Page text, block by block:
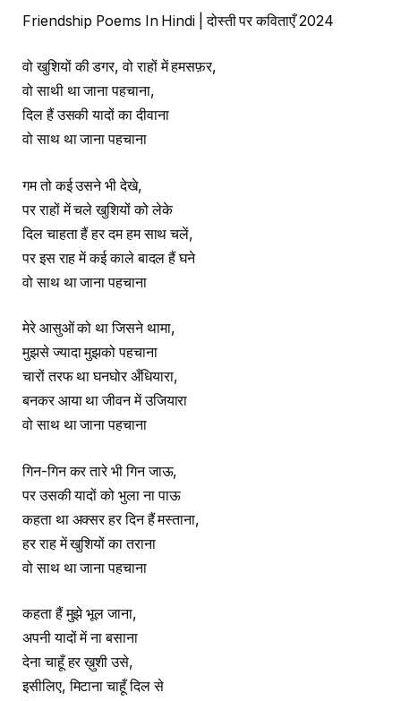
Friendship Poems In Hindi | दोस्ती पर कविताएँ 2024
वो खुशियों की डगर, वो राहों में हमसफ़र,
वो साथी था जाना पहचाना,
दिल हैं उसकी यादों का दीवाना
वो साथ था जाना पहचाना
गम तो कई उसने भी देखे,
पर राहों में चले खुशियों को लेके
दिल चाहता हैं हर दम हम साथ चलें,
पर इस राह में कई काले बादल हैं घने
वो साथ था जाना पहचाना
मेरे आसुओं को था जिसने थामा,
मुझसे ज्यादा मुझको पहचाना
चारों तरफ था घनघोर अँधियारा,
बनकर आया था जीवन में उजियारा
वो साथ था जाना पहचाना
गिन-गिन कर तारे भी गिन जाऊ,
पर उसकी यादों को भुला ना पाऊ
कहता था अक्सर हर दिन हैं मस्ताना,
हर राह में खुशियों का तराना
वो साथ था जाना पहचाना
कहता हैं मुझे भूल जाना,
अपनी यादों में ना बसाना
देना चाहूँ हर ख़ुशी उसे,
इसीलिए, मिटाना चाहूँ दिल से